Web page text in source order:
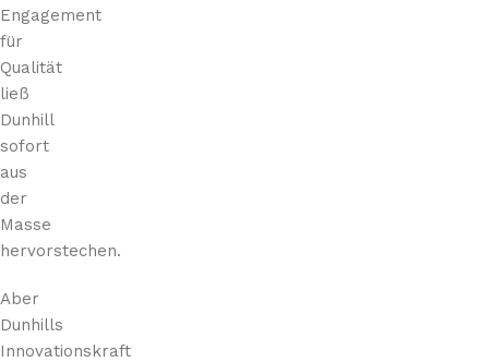
Engagement
für
Qualität
ließ
Dunhill
sofort
aus
der
Masse
hervorstechen.
Aber
Dunhills
Innovationskraft